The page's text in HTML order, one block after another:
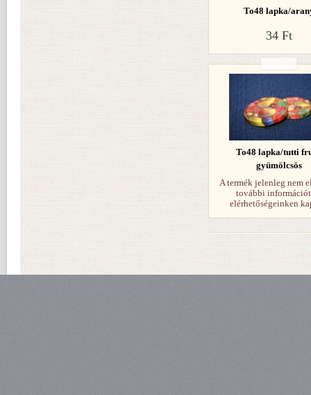
To48 lapka/
34 Ft
To48 lapka/tutti
gyümölcsös
A termék jelenleg nem
további
elérhetőségeinken